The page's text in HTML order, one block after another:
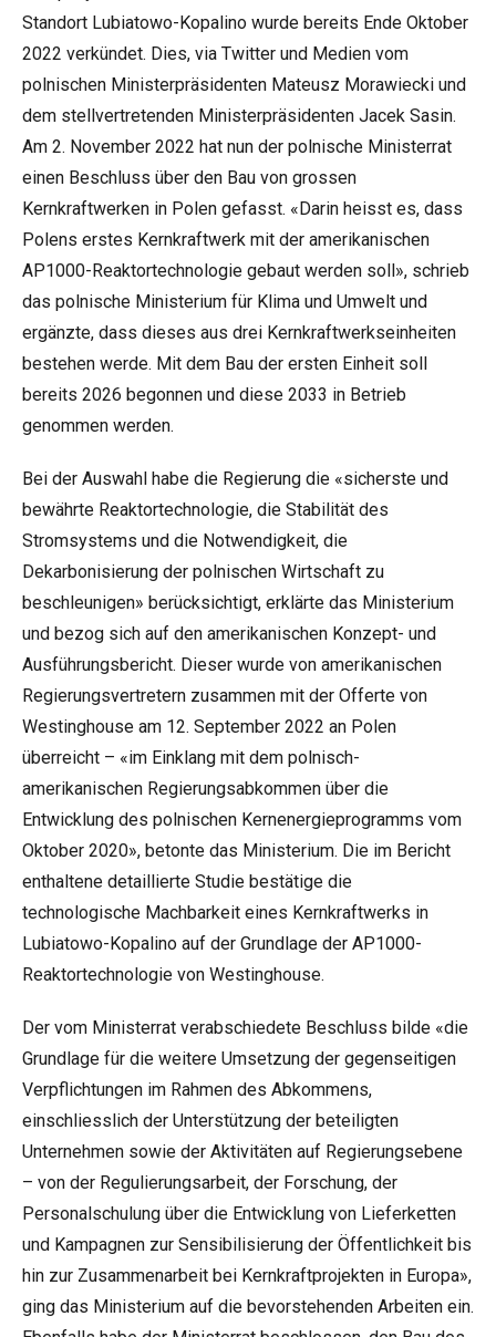
Standort Lubiatowo-Kopalino wurde bereits Ende Oktober
2022 verkündet. Dies, via Twitter und Medien vom
polnischen Ministerpräsidenten Mateusz Morawiecki und
dem stellvertretenden Ministerpräsidenten Jacek Sasin.
Am 2. November 2022 hat nun der polnische Ministerrat
einen Beschluss über den Bau von grossen
Kernkraftwerken in Polen gefasst. «Darin heisst es, dass
Polens erstes Kernkraftwerk mit der amerikanischen
AP1000-Reaktortechnologie gebaut werden soll», schrieb
das polnische Ministerium für Klima und Umwelt und
ergänzte, dass dieses aus drei Kernkraftwerkseinheiten
bestehen werde. Mit dem Bau der ersten Einheit soll
bereits 2026 begonnen und diese 2033 in Betrieb
genommen werden.
Bei der Auswahl habe die Regierung die «sicherste und
bewährte Reaktortechnologie, die Stabilität des
Stromsystems und die Notwendigkeit, die
Dekarbonisierung der polnischen Wirtschaft zu
beschleunigen» berücksichtigt, erklärte das Ministerium
und bezog sich auf den amerikanischen Konzept- und
Ausführungsbericht. Dieser wurde von amerikanischen
Regierungsvertretern zusammen mit der Offerte von
Westinghouse am 12. September 2022 an Polen
überreicht – «im Einklang mit dem polnisch-
amerikanischen Regierungsabkommen über die
Entwicklung des polnischen Kernenergieprogramms vom
Oktober 2020», betonte das Ministerium. Die im Bericht
enthaltene detaillierte Studie bestätige die
technologische Machbarkeit eines Kernkraftwerks in
Lubiatowo-Kopalino auf der Grundlage der AP1000-
Reaktortechnologie von Westinghouse.
Der vom Ministerrat verabschiedete Beschluss bilde «die
Grundlage für die weitere Umsetzung der gegenseitigen
Verpflichtungen im Rahmen des Abkommens,
einschliesslich der Unterstützung der beteiligten
Unternehmen sowie der Aktivitäten auf Regierungsebene
– von der Regulierungsarbeit, der Forschung, der
Personalschulung über die Entwicklung von Lieferketten
und Kampagnen zur Sensibilisierung der Öffentlichkeit bis
hin zur Zusammenarbeit bei Kernkraftprojekten in Europa»,
ging das Ministerium auf die bevorstehenden Arbeiten ein.